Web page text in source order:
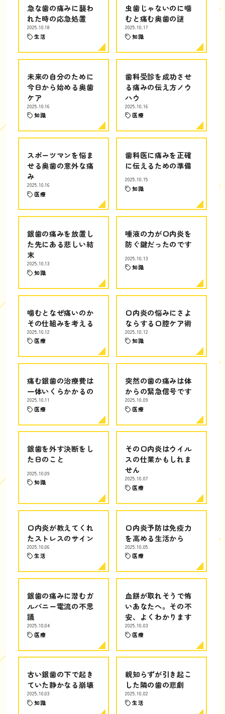
急な歯の痛みに襲わ
れた時の応急処置
2025.10.18
生活
虫歯じゃないのに噛
むと痛む奥歯の謎
2025.10.17
知識
未来の自分のために
今日から始める奥歯
ケア
2025.10.16
知識
歯科受診を成功させ
る痛みの伝え方ノウ
ハウ
2025.10.16
医療
スポーツマンを悩ま
せる奥歯の意外な痛
み
2025.10.16
医療
歯科医に痛みを正確
に伝えるための準備
2025.10.15
知識
銀歯の痛みを放置し
た先にある悲しい結
末
2025.10.13
知識
唾液の力が口内炎を
防ぐ鍵だったのです
2025.10.13
知識
噛むとなぜ痛いのか
その仕組みを考える
2025.10.12
医療
口内炎の悩みにさよ
ならする口腔ケア術
2025.10.12
知識
痛む銀歯の治療費は
一体いくらかかるの
2025.10.11
医療
突然の歯の痛みは体
からの緊急信号です
2025.10.09
医療
銀歯を外す決断をし
た日のこと
2025.10.09
知識
その口内炎はウイル
スの仕業かもしれま
せん
2025.10.07
医療
口内炎が教えてくれ
たストレスのサイン
2025.10.06
生活
口内炎予防は免疫力
を高める生活から
2025.10.05
医療
銀歯の痛みに潜むガ
ルバニー電流の不思
議
2025.10.04
医療
血餅が取れそうで怖
いあなたへ。その不
安、よくわかります
2025.10.03
医療
古い銀歯の下で起き
ていた静かなる崩壊
2025.10.03
知識
親知らずが引き起こ
した隣の歯の悲劇
2025.10.02
生活